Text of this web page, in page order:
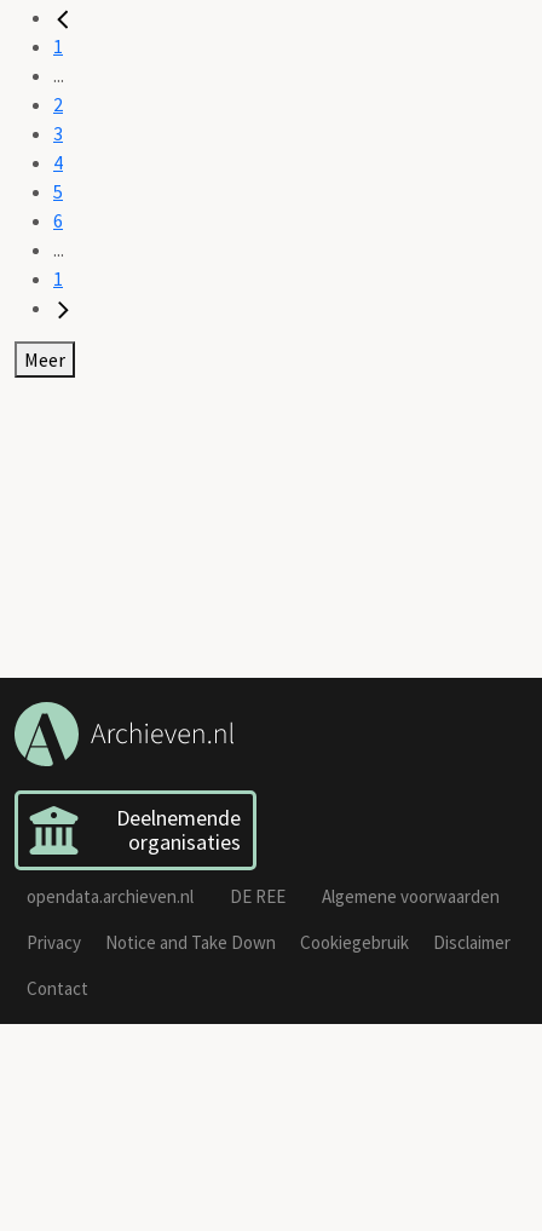
1
...
2
3
4
5
6
...
1
Meer
Deelnemende
organisaties
opendata.archieven.nl DE REE
Algemene voorwaarden
Privacy
Notice and Take Down Cookiegebruik
Disclaimer
Contact